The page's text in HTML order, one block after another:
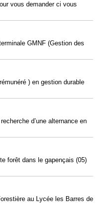
vous demander ci vous
GMNF (Gestion des
) en gestion durable
d’une alternance en
forêt dans le gapençais (05)
au Lycée les Barres de